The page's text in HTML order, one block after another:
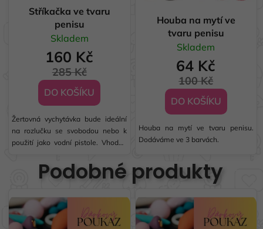
Stříkačka ve tvaru
penisu
Skladem
160 Kč
285 Kč
DO KOŠÍKU
Žertovná vychytávka bude ideální
na rozlučku se svobodou nebo k
použití jako vodní pistole. Vhodná
poté se vstříkne do pusy.
Houba na mytí ve
tvaru penisu
Skladem
64 Kč
100 Kč
DO KOŠÍKU
Houba na mytí ve tvaru penisu.
Dodáváme ve 3 barvách.
Podobné produkty